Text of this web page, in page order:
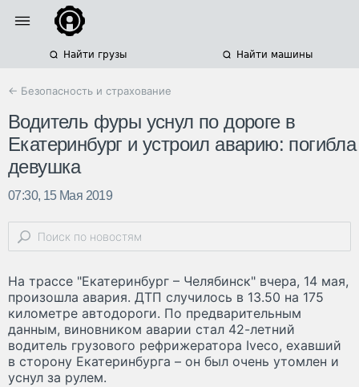
Найти грузы Найти машины
← Безопасность и страхование
Водитель фуры уснул по дороге в
Екатеринбург и устроил аварию: погибла
девушка
07:30, 15 Мая 2019
На трассе "Екатеринбург – Челябинск" вчера, 14 мая,
произошла авария. ДТП случилось в 13.50 на 175
километре автодороги. По предварительным
данным, виновником аварии стал 42-летний
водитель грузового рефрижератора Iveco, ехавший
в сторону Екатеринбурга – он был очень утомлен и
уснул за рулем.